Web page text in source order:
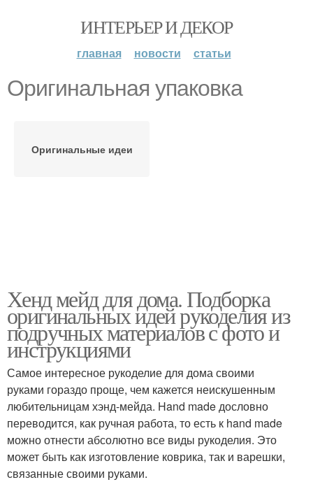
ИНТЕРЬЕР И ДЕКОР
главная новости статьи
Оригинальная упаковка
Оригинальные идеи
Хенд мейд для дома. Подборка
оригинальных идей рукоделия из
подручных материалов с фото и
инструкциями
Самое интересное рукоделие для дома своими
руками гораздо проще, чем кажется неискушенным
любительницам хэнд-мейда. Hand made дословно
переводится, как ручная работа, то есть к hand made
можно отнести абсолютно все виды рукоделия. Это
может быть как изготовление коврика, так и варешки,
связанные своими руками.